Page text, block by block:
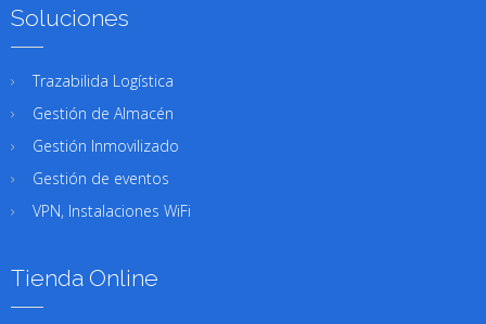
Soluciones
Trazabilida Logística
Gestión de Almacén
Gestión Inmovilizado
Gestión de eventos
VPN, Instalaciones WiFi
Tienda Online